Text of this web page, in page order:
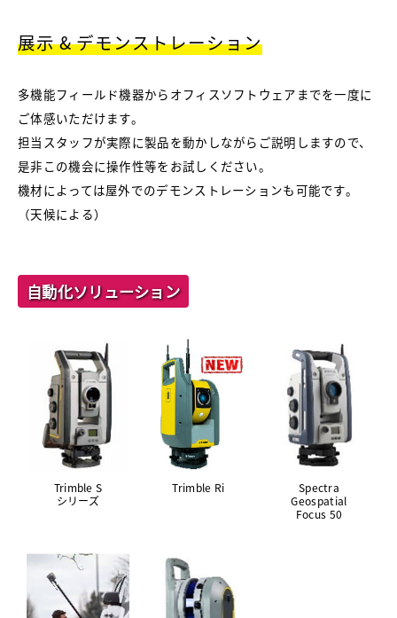
展示 & デモンストレーション
多機能フィールド機器からオフィスソフトウェアまでを一度に
ご体感いただけます。
担当スタッフが実際に製品を動かしながらご説明しますので、
是非この機会に操作性等をお試しください。
機材によっては屋外でのデモンストレーションも可能です。
（天候による）
自動化ソリューション
Trimble S
シリーズ
Trimble Ri
Spectra
Geospatial
Focus 50